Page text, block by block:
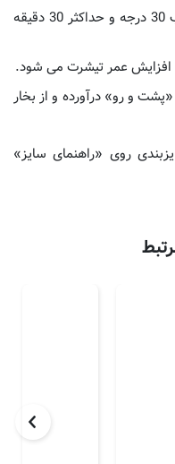
در ماشین لباسشویی حداکثر دمای آب 30 درجه و حداکثر 30 دقیقه
افزایش عمر تیشرت می شود.
و رو» درآورده و از بخار
روی «راهنمای سایز»